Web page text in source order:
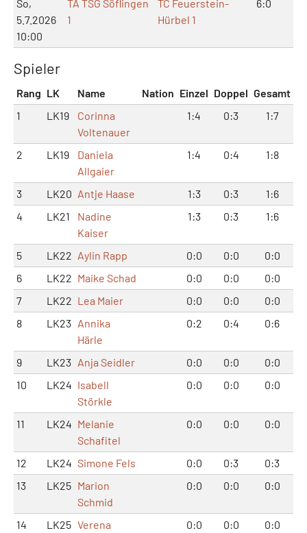
So,
5.7.2026
10:00
TA TSG Söflingen
1
TC Feuerstein-
Hürbel 1
6:0
Spieler
Rang LK Name Nation Einzel Doppel Gesamt
1
LK19
Corinna
Voltenauer
1:4 0:3 1:7
2 LK19
Daniela
Allgaier
1:4 0:4 1:8
3 LK20 Antje Haase 1:3 0:3
1:6
4
LK21
Nadine
Kaiser
1:3 0:3 1:6
5 LK22 Aylin Rapp 0:0 0:0
0:0
6
LK22 Maike Schad 0:0 0:0
0:0
7
LK22 Lea Maier 0:0 0:0
0:0
8
LK23 Annika
Härle
0:2 0:4 0:6
9 LK23 Anja Seidler 0:0 0:0
0:0
10
LK24 Isabell
Störkle
0:0 0:0 0:0
11 LK24 Melanie
Schafitel
0:0 0:0 0:0
12 LK24 Simone Fels 0:0 0:3
0:3
13
LK25 Marion
Schmid
0:0 0:0 0:0
14 LK25 Verena
0:0 0:0 0:0